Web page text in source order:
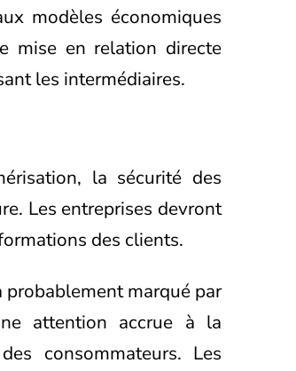
modèles économiques
mise en relation directe
les intermédiaires.
la sécurité des
Les entreprises devront
des clients.
probablement marqué par
attention accrue à la
consommateurs. Les